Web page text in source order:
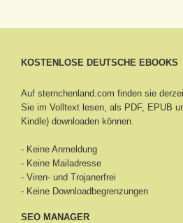
KOSTENLOSE DEUTSCHE EBOOKS
Auf sternchenland.com finden sie
Sie im Volltext lesen, als PDF, EPUB
Kindle) downloaden können.
- Keine Anmeldung
- Keine Mailadresse
- Viren- und Trojanerfrei
- Keine Downloadbegrenzungen
SEO MANAGER